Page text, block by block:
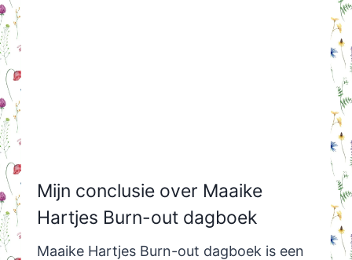
Mijn conclusie over Maaike
Hartjes Burn-out dagboek
Maaike Hartjes Burn-out dagboek is een